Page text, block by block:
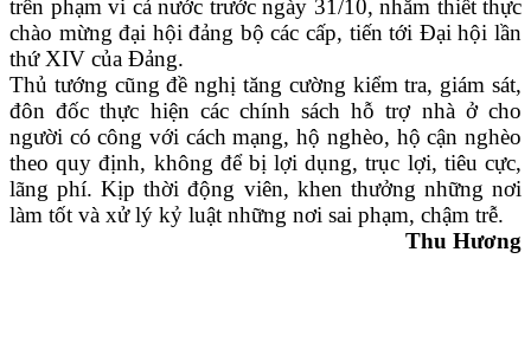
trên phạm vi cả nước trước ngày 31/10, nhằm thiết thực
chào mừng đại hội đảng bộ các cấp, tiến tới Đại hội lần
thứ XIV của Đảng.
Thủ tướng cũng đề nghị tăng cường kiểm tra, giám sát,
đôn đốc thực hiện các chính sách hỗ trợ nhà ở cho
người có công với cách mạng, hộ nghèo, hộ cận nghèo
theo quy định, không để bị lợi dụng, trục lợi, tiêu cực,
lãng phí. Kịp thời động viên, khen thưởng những nơi
làm tốt và xử lý kỷ luật những nơi sai phạm, chậm trễ.
Thu Hương